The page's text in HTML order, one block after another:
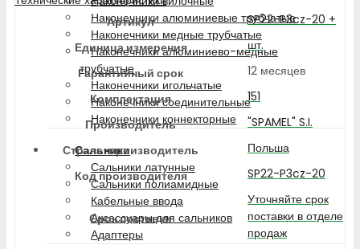
Наконечники алюминиевые трубчатые
Наконечники медные трубчатые
Наконечники алюминиево-медные
трубчатые
Наконечники игольчатые
Наконечники соединительные
Наконечники коннекторные
Сальники
Сальники латунные
Сальники полиамидные
Кабельные ввода
Аксессуары для сальников
Адаптеры
Артикул
SP22-P3cz-20 +
Единица измерения
шт.
Гарантийный срок
12 месяцев
Комплектация
151
Производитель
"SPAMEL" S.I.
Страна-производитель
Польша
Код производителя
SP22-P3cz-20
Срок поставки
Уточняйте срок
поставки в отделе
продаж